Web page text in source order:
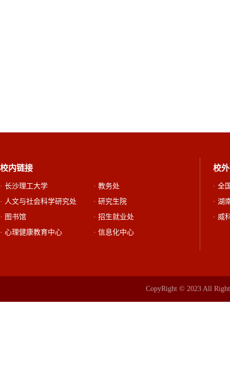
校内链接
· 长沙理工大学
· 教务处
· 人文与社会科学研究处
· 研究生院
· 图书馆
· 招生就业处
· 心理健康教育中心
· 信息化中心
校
· 全
· 湖
· 威
CopyRight © 2023 All